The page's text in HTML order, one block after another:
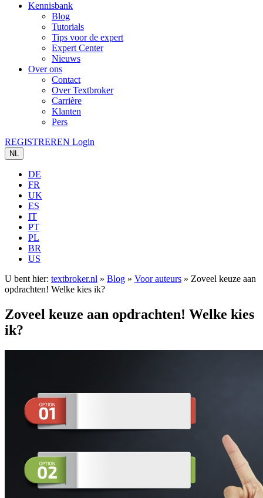
Kennisbank
Blog
Tutorials
Tips voor de expert
Expert Center
Nieuws
Over ons
Contact
Over Textbroker
Carrière
Klanten
Pers
REGISTREREN Login
NL
DE
FR
UK
ES
IT
PT
PL
BR
US
U bent hier: textbroker.nl » Blog » Voor auteurs » Zoveel keuze aan
opdrachten! Welke kies ik?
Zoveel keuze aan opdrachten! Welke kies
ik?